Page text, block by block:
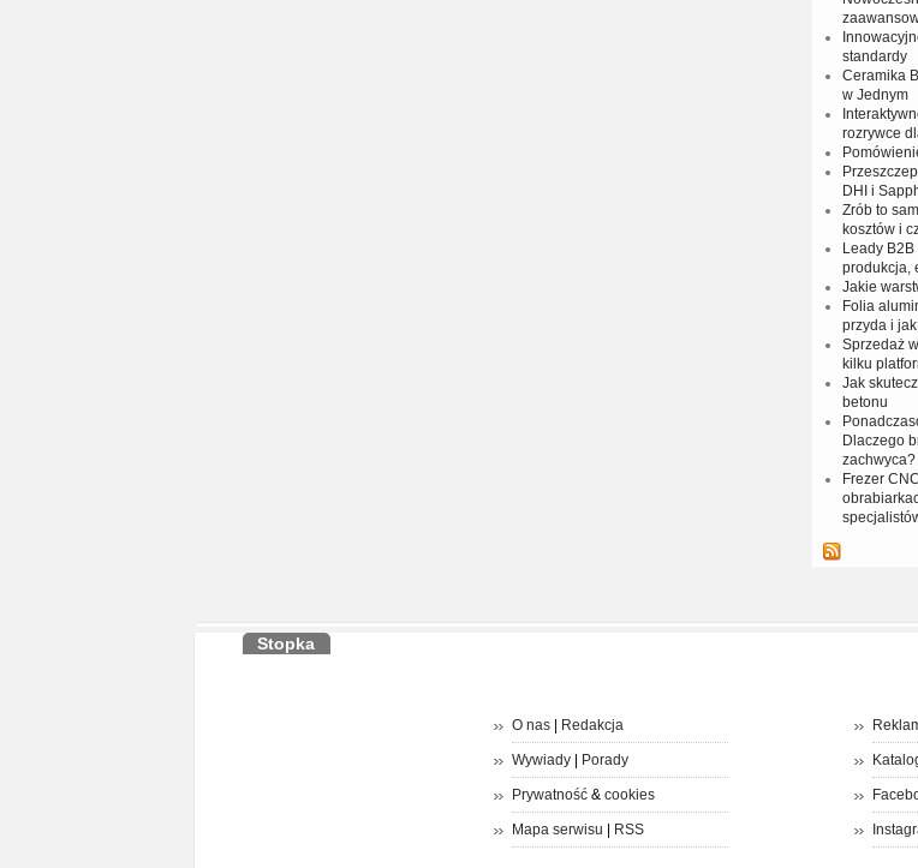
standardy
Ceramika
w Jednym
rozrywce
DHI i
Zrób to
kosztów i
Leady
produkcja,
Jakie
Folia
przyda i
Sprzedaż
kilku
Jak
betonu
Dlaczego
zachwyca?
Frezer
Stopka
O nas| Redakcja
Wywiady| Porady
Prywatność& cookies
Mapa serwisu RSS